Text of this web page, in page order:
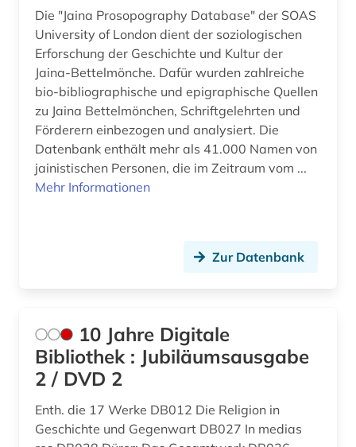
arbeitsmarktforschung (2)
arbeitsmarktpolitik (1)
arbeitsrecht (3)
arbeitssicherheit (2)
arbeitssoziologie (1)
architektur (4)
armenien (1)
armut (2)
artek (2)
asean (1)
Lettland (3)
Litauen (3)
Luxemburg (1)
Makedonien (4)
Mecklenburg-Vorpommern (4)
Nordamerika (3)
Norwegen (2)
Oesterreich (10)
Die "Jaina Prosopography Database" der SOAS
University of London dient der soziologischen
Erforschung der Geschichte und Kultur der
Jaina-Bettelmönche. Dafür wurden zahlreiche
bio-bibliographische und epigraphische Quellen
zu Jaina Bettelmönchen, Schriftgelehrten und
Förderern einbezogen und analysiert. Die
Datenbank enthält mehr als 41.000 Namen von
jainistischen Personen, die im Zeitraum vom ...
Mehr Informationen
Zur Datenbank
10 Jahre Digitale
Bibliothek : Jubiläumsausgabe
2 / DVD 2
Enth. die 17 Werke DB012 Die Religion in
Geschichte und Gegenwart DB027 In medias